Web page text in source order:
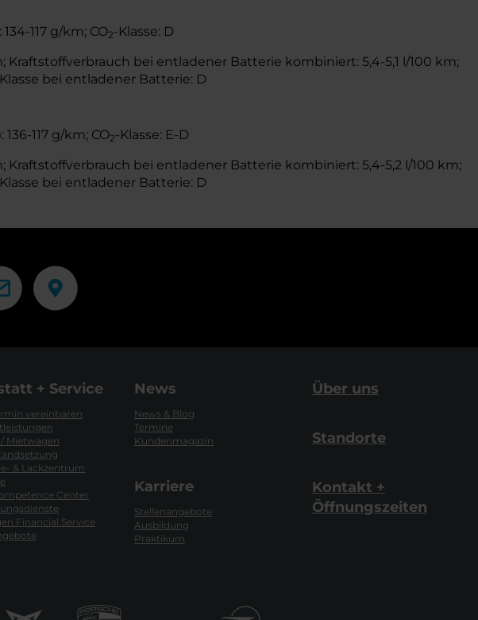
117 g/km; CO2-Klasse: D
bei entladener Batterie kombiniert: 5,4-5,1 l/100 km;
bei entladener Batterie: D
117 g/km; CO2-Klasse: E-D
bei entladener Batterie kombiniert: 5,4-5,2 l/100 km;
bei entladener Batterie: D
+ Service
vereinbaren
Mietwagen
& Lackzentrum
Center
Financial Service
News
News & Blog
Termine
Kundenmagazin
Karriere
Stellenangebote
Ausbildung
Praktikum
Über uns
Standorte
Kontakt +
Öffnungszeiten